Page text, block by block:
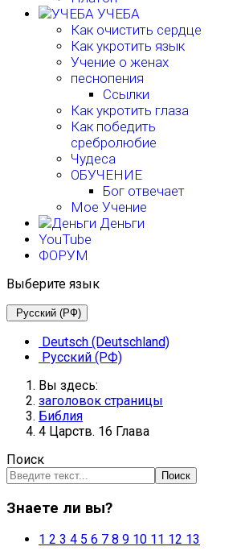
УЧЕБА
Как очистить сердце
Как укротить язык
Учение о женах
песнопения
Ссылки
Как укротить глаза
Как победить
сребролюбие
Чудеса
ОБУЧЕНИЕ
Бог отвечает
Мое Учение
Деньги
YouTube
ФОРУМ
Выберите язык
Русский (РФ)
Deutsch (Deutschland)
Русский (РФ)
Вы здесь:
заголовок страницы
Библия
4 Царств. 16 Глава
Поиск
Поиск
Знаете ли вы?
1 2 3 4 5 6 7 8 9 10 11 12 13